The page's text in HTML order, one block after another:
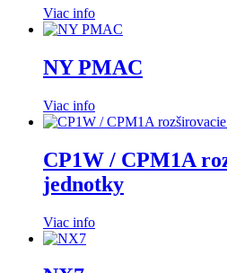
Viac info
NY PMAC
Viac info
CP1W / CPM1A
jednotky
Viac info